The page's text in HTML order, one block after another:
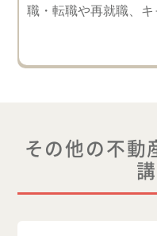
職・転職や再就職、キ
その他の不動